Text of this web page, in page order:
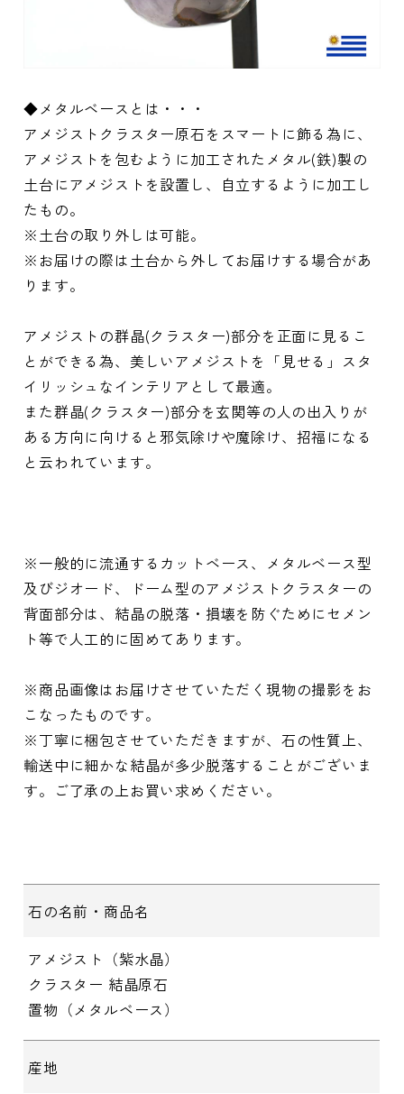
◆メタルベースとは・・・
アメジストクラスター原石をスマートに飾る為に、
アメジストを包むように加工されたメタル(鉄)製の
土台にアメジストを設置し、自立するように加工し
たもの。
※土台の取り外しは可能。
※お届けの際は土台から外してお届けする場合があ
ります。
アメジストの群晶(クラスター)部分を正面に見るこ
とができる為、美しいアメジストを「見せる」スタ
イリッシュなインテリアとして最適。
また群晶(クラスター)部分を玄関等の人の出入りが
ある方向に向けると邪気除けや魔除け、招福になる
と云われています。
※一般的に流通するカットベース、メタルベース型
及びジオード、ドーム型のアメジストクラスターの
背面部分は、結晶の脱落・損壊を防ぐためにセメン
ト等で人工的に固めてあります。
※商品画像はお届けさせていただく現物の撮影をお
こなったものです。
※丁寧に梱包させていただきますが、石の性質上、
輸送中に細かな結晶が多少脱落することがございま
す。ご了承の上お買い求めください。
石の名前・商品名
アメジスト（紫水晶）
クラスター 結晶原石
置物（メタルベース）
産地